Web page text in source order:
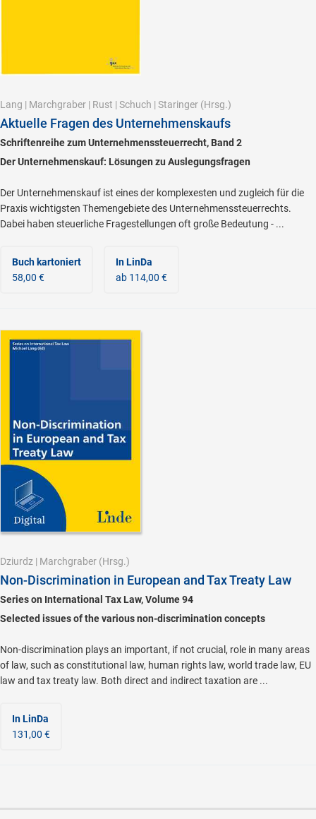
Lang | Marchgraber | Rust | Schuch | Staringer (Hrsg.)
Aktuelle Fragen des Unternehmenskaufs
Schriftenreihe zum Unternehmenssteuerrecht, Band 2
Der Unternehmenskauf: Lösungen zu Auslegungsfragen
Der Unternehmenskauf ist eines der komplexesten und zugleich für die
Praxis wichtigsten Themengebiete des Unternehmenssteuerrechts.
Dabei haben steuerliche Fragestellungen oft große Bedeutung - ...
Buch kartoniert
58,00 €
In LinDa
ab 114,00 €
Dziurdz | Marchgraber (Hrsg.)
Non-Discrimination in European and Tax Treaty Law
Series on International Tax Law, Volume 94
Selected issues of the various non-discrimination concepts
Non-discrimination plays an important, if not crucial, role in many areas
of law, such as constitutional law, human rights law, world trade law, EU
law and tax treaty law. Both direct and indirect taxation are ...
In LinDa
131,00 €